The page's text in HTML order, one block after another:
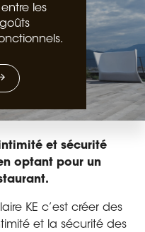
les
et sécurité
optant pour un
KE c’est créer des
et la sécurité des